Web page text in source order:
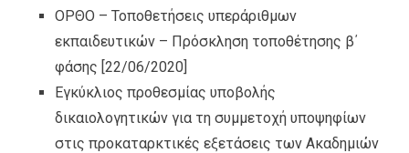
ΟΡΘΟ – Τοποθετήσεις υπεράριθμων
εκπαιδευτικών – Πρόσκληση τοποθέτησης β΄
φάσης [22/06/2020]
Εγκύκλιος προθεσμίας υποβολής
δικαιολογητικών για τη συμμετοχή υποψηφίων
στις προκαταρκτικές εξετάσεις των Ακαδημιών